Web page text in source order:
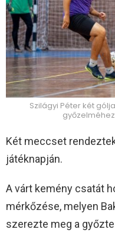
Szilágyi Péter két
Két meccset
játéknapján.
A várt kemény csatát
mérkőzése, melyen
szerezte meg a